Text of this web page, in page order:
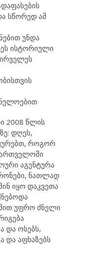
სწორედ ამ
უნდა
ისტორიული
2008 წლის
დღეს,
როგორ
აგენტურა
ნათლად
იყო დაკვეთა
უფრო ძნელი
და ოსებს,
და აფხაზებს